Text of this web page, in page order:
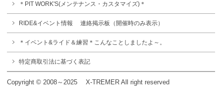
＊PIT WORK'S(メンテナンス・カスタマイズ)＊
RIDE&イベント情報 連絡掲示板（開催時のみ表示）
＊イベント&ライド＆練習＊こんなことしましたよ～。
特定商取引法に基づく表記
Copyright © 2008～2025 X-TREMER All right reserved